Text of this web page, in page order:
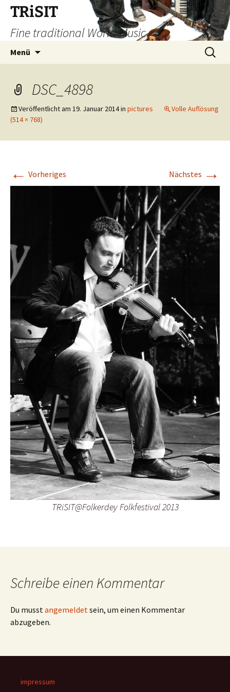
TRiSIT
Fine traditional World Music
Menü
Suchen
nach:
DSC_4898
Veröffentlicht am 19. Januar 2014in pictures
Volle Auflösung
(514 × 768)
← Vorheriges Nächstes →
TRiSIT@Folkerdey Folkfestival 2013
Schreibe einen Kommentar
Du musst angemeldet sein, um einen Kommentar
abzugeben.
impressum